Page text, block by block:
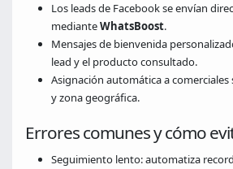
Los leads de Facebook se envían
medianteWhatsBoost.
Mensajes de bienvenida
lead y el producto consultado.
Asignación automática a
y zona geográfica.
Errores comunes y cómo
Seguimiento lento: automatiza